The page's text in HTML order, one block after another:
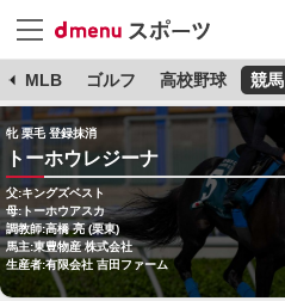
MLB ゴルフ 高校野球 競馬
牝 栗毛 登録抹消
トーホウレジーナ
父:キングズベスト
母:トーホウアスカ
調教師:高橋 亮 (栗東)
馬主:東豊物産 株式会社
生産者:有限会社 吉田ファーム